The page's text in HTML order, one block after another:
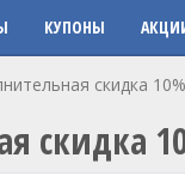
КУПОНЫ
скидка
скидка